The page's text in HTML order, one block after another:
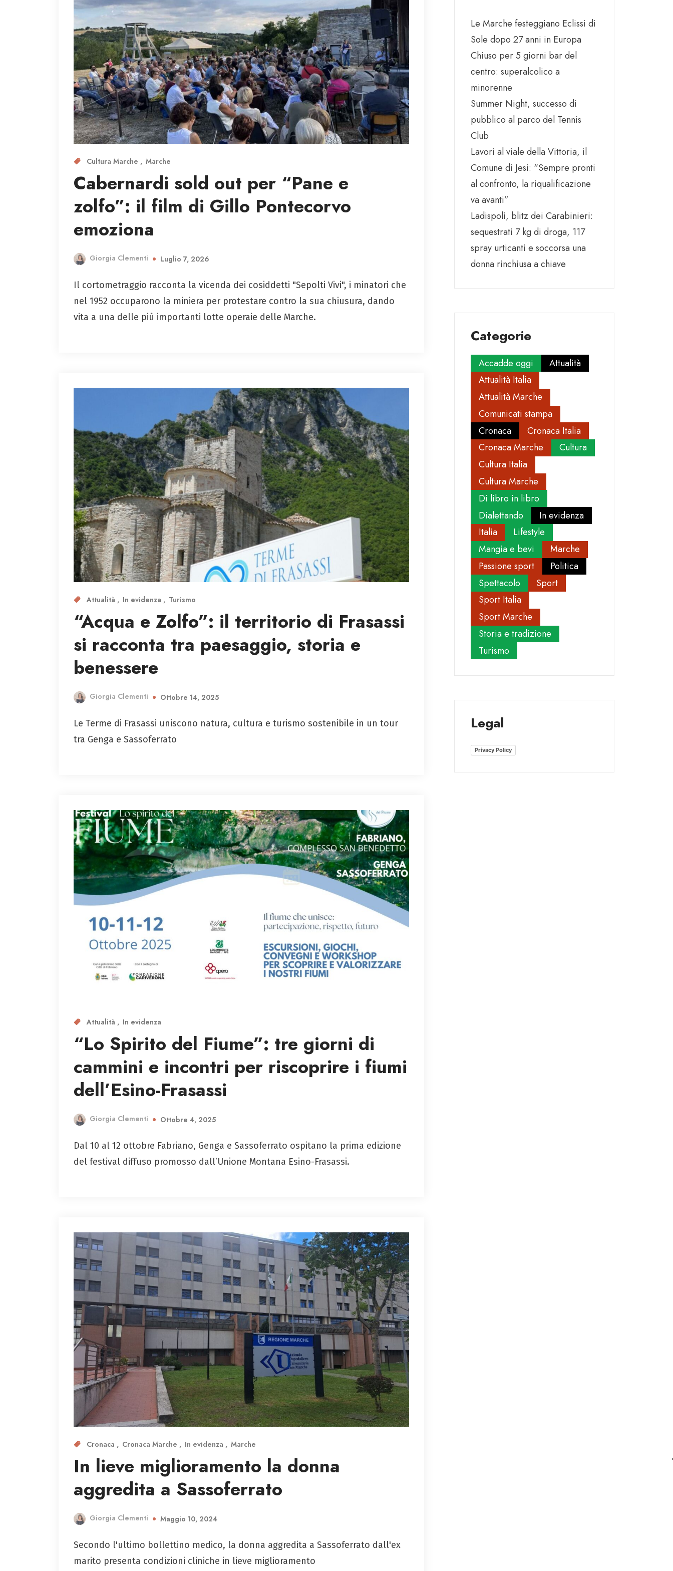
Cultura Marche Marche
Cabernardi sold out per “Pane e
zolfo”: il film di Gillo Pontecorvo
emoziona
Giorgia Clementi Luglio 7, 2026
Il cortometraggio racconta la vicenda dei cosiddetti "Sepolti Vivi", i minatori che
nel 1952 occuparono la miniera per protestare contro la sua chiusura, dando
vita a una delle più importanti lotte operaie delle Marche.
Attualità In evidenza Turismo
“Acqua e Zolfo”: il territorio di Frasassi
si racconta tra paesaggio, storia e
benessere
Giorgia Clementi Ottobre 14, 2025
Le Terme di Frasassi uniscono natura, cultura e turismo sostenibile in un tour
tra Genga e Sassoferrato
Attualità In evidenza
“Lo Spirito del Fiume”: tre giorni di
cammini e incontri per riscoprire i fiumi
dell’Esino-Frasassi
Giorgia Clementi Ottobre 4, 2025
Dal 10 al 12 ottobre Fabriano, Genga e Sassoferrato ospitano la prima edizione
del festival diffuso promosso dall’Unione Montana Esino-Frasassi.
Cronaca Cronaca Marche In evidenza Marche
In lieve miglioramento la donna
aggredita a Sassoferrato
Giorgia Clementi Maggio 10, 2024
Secondo l'ultimo bollettino medico, la donna aggredita a Sassoferrato dall'ex
marito presenta condizioni cliniche in lieve miglioramento
Le Marche festeggiano Eclissi di
Sole dopo 27 anni in Europa
Chiuso per 5 giorni bar del
centro: superalcolico a
minorenne
Summer Night, successo di
pubblico al parco del Tennis
Club
Lavori al viale della Vittoria, il
Comune di Jesi: “Sempre pronti
al confronto, la riqualificazione
va avanti”
Ladispoli, blitz dei Carabinieri:
sequestrati 7 kg di droga, 117
spray urticanti e soccorsa una
donna rinchiusa a chiave
Categorie
Accadde oggi
Attualità
Attualità Italia
Attualità Marche
Comunicati stampa
Cronaca
Cronaca Italia
Cronaca Marche
Cultura
Cultura Italia
Cultura Marche
Di libro in libro
Dialettando
In evidenza
Italia
Lifestyle
Mangia e bevi
Marche
Passione sport
Politica
Spettacolo
Sport
Sport Italia
Sport Marche
Storia e tradizione
Turismo
Legal
Privacy Policy